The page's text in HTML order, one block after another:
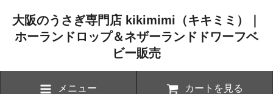
大阪のうさぎ専門店 kikimimi（キキミミ）｜
ホーランドロップ＆ネザーランドドワーフベ
ビー販売
メニュー カートを見る